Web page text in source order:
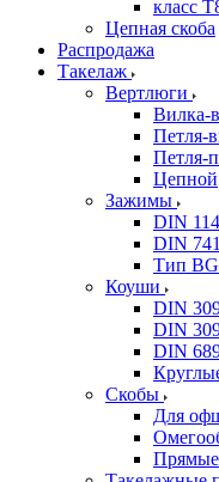
класс
Цепная скоба
Распродажа
Такелаж
Вертлюги
Вилка-
Петля-
Петля-
Цепной
Зажимы
DIN
DIN 741
Тип BG
Коуши
DIN
DIN
DIN
Скобы
Для
Прямые